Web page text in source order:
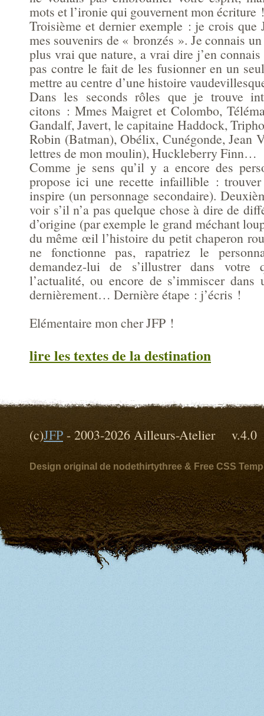
mots et l’ironie qui gouvernent mon écriture !
Troisième et dernier exemple : je crois que
mes souvenirs de « bronzés ». Je connais
plus vrai que nature, a vrai dire j’en
pas contre le fait de les fusionner en un
mettre au centre d’une histoire
Dans les seconds rôles que je trouve
citons : Mmes Maigret et Colombo,
Gandalf, Javert, le capitaine Haddock,
Robin (Batman), Obélix, Cunégonde, Jean
lettres de mon moulin), Huckleberry Finn…
Comme je sens qu’il y a encore des
propose ici une recette infaillible :
inspire (un personnage secondaire).
voir s’il n’a pas quelque chose à dire de
d’origine (par exemple le grand méchant
du même œil l’histoire du petit chaperon
ne fonctionne pas, rapatriez le
demandez-lui de s’illustrer dans votre
l’actualité, ou encore de s’immiscer dans
dernièrement… Dernière étape : j’écris !
Elémentaire mon cher JFP !
lire les textes de la destination
(c)JFP - 2003-2026 Ailleurs-Atelier
Design original de nodethirtythree & Free CSS